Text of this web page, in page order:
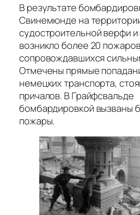
В результате
Свинемюнде на
судостроительной верфи и
возникло более 20
сопровождавшихся
Отмечены прямые
немецких транспорта,
причалов. В Грайфсвальде
бомбардировкой вызваны
пожары.